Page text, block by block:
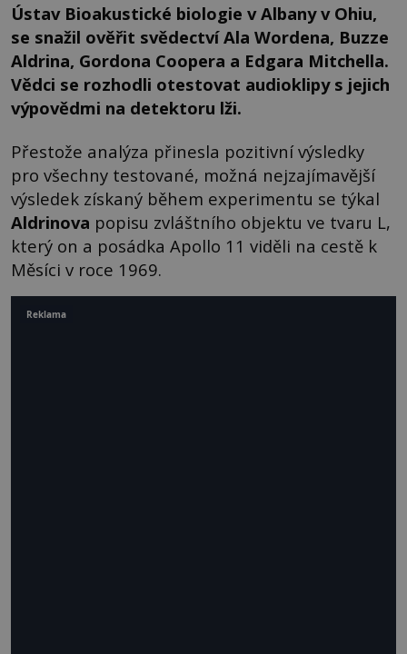
Ústav Bioakustické biologie v Albany v Ohiu,
se snažil ověřit svědectví Ala Wordena, Buzze
Aldrina, Gordona Coopera a Edgara Mitchella.
Vědci se rozhodli otestovat audioklipy s jejich
výpovědmi na detektoru lži.
Přestože analýza přinesla pozitivní výsledky
pro všechny testované, možná nejzajímavější
výsledek získaný během experimentu se týkal
Aldrinova popisu zvláštního objektu ve tvaru L,
který on a posádka Apollo 11 viděli na cestě k
Měsíci v roce 1969.
Reklama